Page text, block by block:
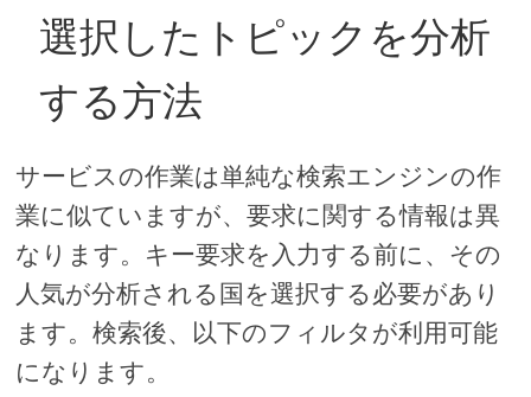
選択したトピックを分析
する方法
サービスの作業は単純な検索エンジンの作
業に似ていますが、要求に関する情報は異
なります。キー要求を入力する前に、その
人気が分析される国を選択する必要があり
ます。検索後、以下のフィルタが利用可能
になります。